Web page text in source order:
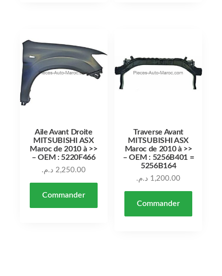
Aile Avant Droite
MITSUBISHI ASX
Maroc de 2010 à >>
– OEM : 5220F466
2,250.00 د.م.
Commander
Traverse Avant
MITSUBISHI ASX
Maroc de 2010 à >>
– OEM : 5256B401 =
5256B164
1,200.00 د.م.
Commander